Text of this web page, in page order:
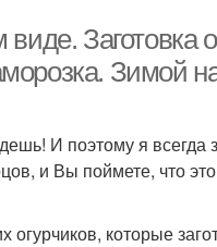
Заготовка
Зимой
И поэтому я всегда
и Вы поймете, что
которые